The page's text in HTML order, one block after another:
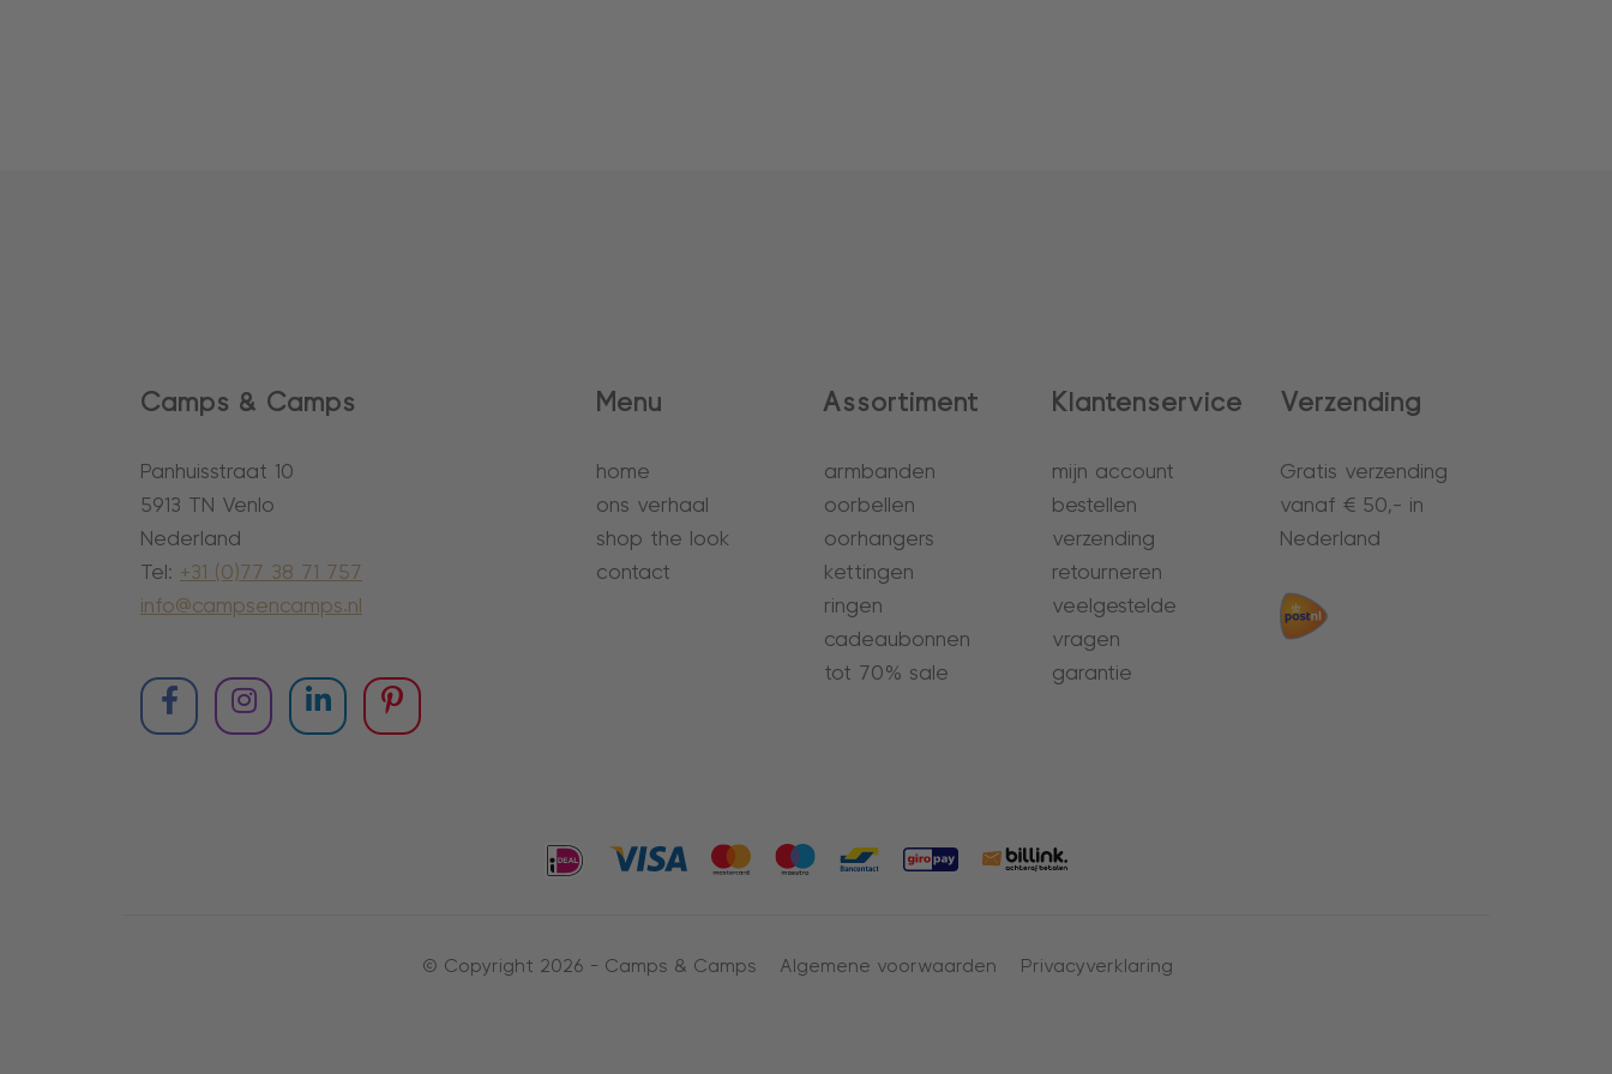
Camps & Camps
Panhuisstraat 10
5913 TN Venlo
Nederland
Tel: +31 (0)77 38 71 757
info@campsencamps.nl
Menu
home
ons verhaal
shop the look
contact
Assortiment
armbanden
oorbellen
oorhangers
kettingen
ringen
cadeaubonnen
tot 70% sale
Klantenservice
mijn account
bestellen
verzending
retourneren
veelgestelde
vragen
garantie
Verzending
Gratis verzending
vanaf € 50,- in
Nederland
© Copyright 2026 - Camps & Camps Algemene voorwaarden Privacyverklaring